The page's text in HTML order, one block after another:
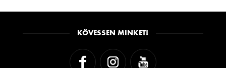
KÖVESSEN MINKET!